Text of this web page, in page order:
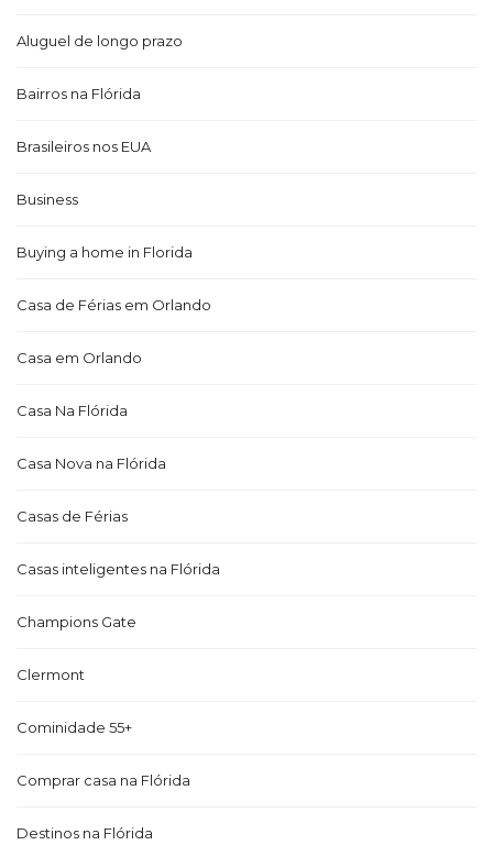
Aluguel de longo prazo
Bairros na Flórida
Brasileiros nos EUA
Business
Buying a home in Florida
Casa de Férias em Orlando
Casa em Orlando
Casa Na Flórida
Casa Nova na Flórida
Casas de Férias
Casas inteligentes na Flórida
Champions Gate
Clermont
Cominidade 55+
Comprar casa na Flórida
Destinos na Flórida